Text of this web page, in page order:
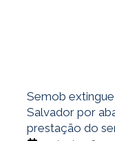
Semob
Salvador por
prestação do